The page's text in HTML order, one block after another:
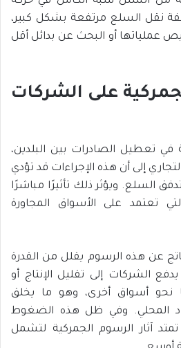
نقل السلع مرتفعة بشكل كبير،
عملياتها أو البحث عن بدائل أقل
على الشركات
تعطيل الصادرات بين البلدين،
إلى أن هذه الإجراءات قد تؤدي
السلع. ويؤثر ذلك تأثيرًا مباشرًا
تعتمد على الأسواق المجاورة
عن هذه الرسوم يقلل من القدرة
الشركات إلى تقليل الإنتاج أو
نحو أسواق أخرى، وهو ما يخلق
المحلي. وفي ظل هذه الضغوط
تمتد آثار الرسوم الجمركية لتشمل